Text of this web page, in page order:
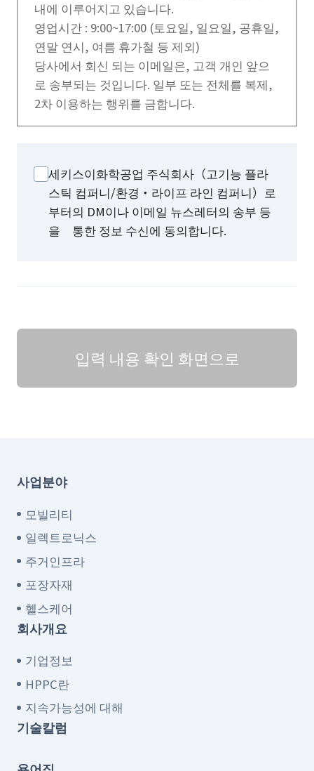
내에 이루어지고 있습니다.
영업시간 : 9:00~17:00 (토요일, 일요일, 공휴일,
연말 연시, 여름 휴가철 등 제외)
당사에서 회신 되는 이메일은, 고객 개인 앞으
로 송부되는 것입니다. 일부 또는 전체를 복제,
2차 이용하는 행위를 금합니다.
세키스이화학공업 주식회사（고기능 플라
스틱 컴퍼니/환경・라이프 라인 컴퍼니）로
부터의 DM이나 이메일 뉴스레터의 송부 등
을 통한 정보 수신에 동의합니다.
입력 내용 확인 화면으로
사업분야
모빌리티
일렉트로닉스
주거인프라
포장자재
헬스케어
회사개요
기업정보
HPPC란
지속가능성에 대해
기술칼럼